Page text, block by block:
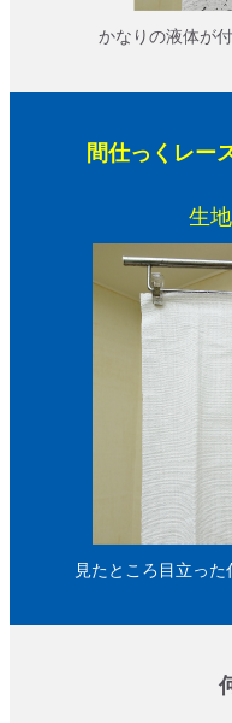
かなりの液体が
間仕っくレー
生
見たところ目立った